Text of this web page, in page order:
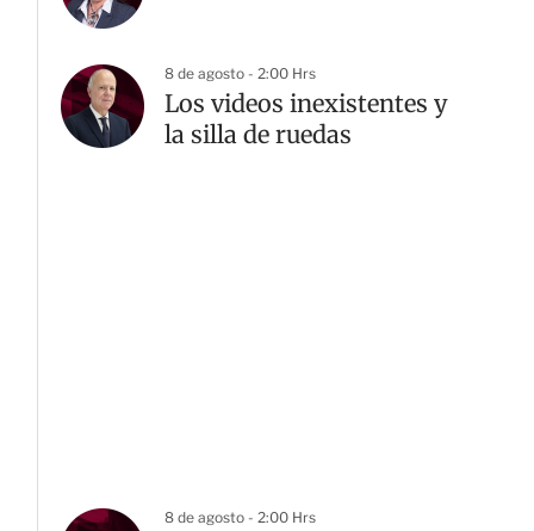
8 de agosto - 2:00 Hrs
Los videos inexistentes y
la silla de ruedas
8 de agosto - 2:00 Hrs